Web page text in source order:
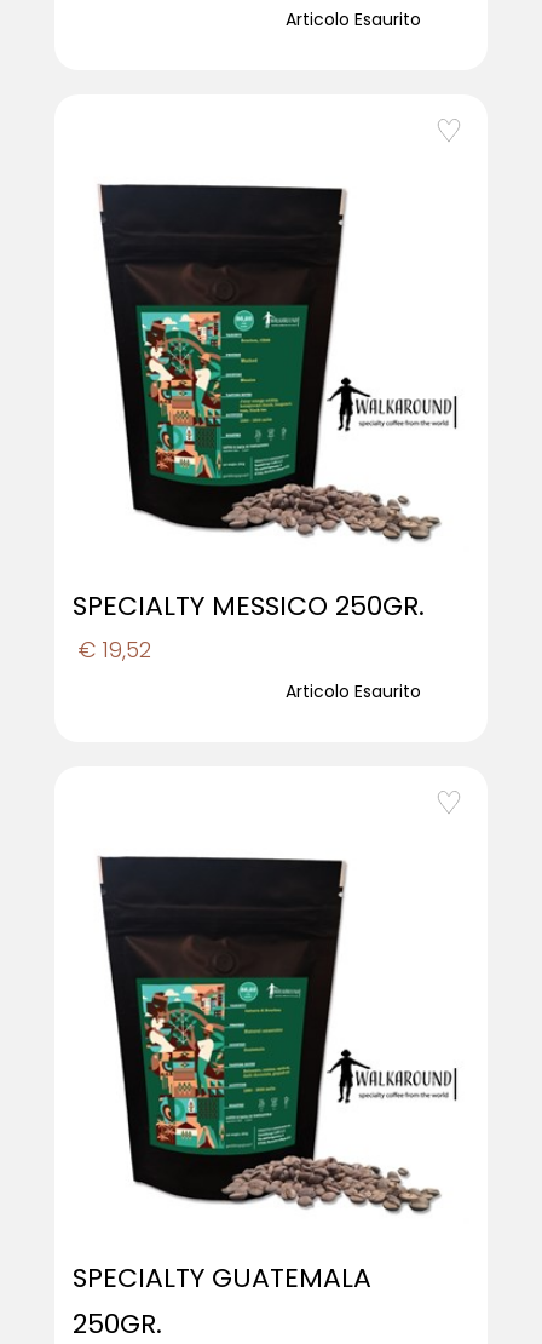
Articolo Esaurito
favorite_border
SPECIALTY MESSICO 250GR.
€ 19,52
Articolo Esaurito
favorite_border
SPECIALTY GUATEMALA
250GR.